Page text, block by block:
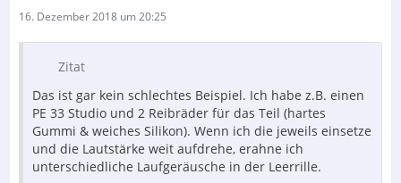
16. Dezember 2018 um 20:25
Zitat
Das ist gar kein schlechtes Beispiel. Ich habe z.B. einen
PE 33 Studio und 2 Reibräder für das Teil (hartes
Gummi & weiches Silikon). Wenn ich die jeweils einsetze
und die Lautstärke weit aufdrehe, erahne ich
unterschiedliche Laufgeräusche in der Leerrille.